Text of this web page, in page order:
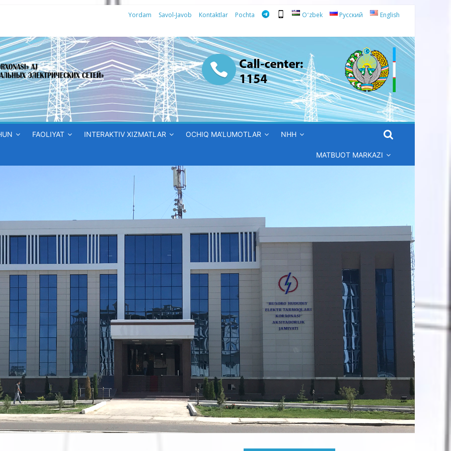
Yordam Savol-Javob Kontaktlar Pochta Oʻzbek Русский English
FAOLIYAT INTERAKTIV XIZMATLAR OCHIQ MA’LUMOTLAR NHH
MATBUOT MARKAZI